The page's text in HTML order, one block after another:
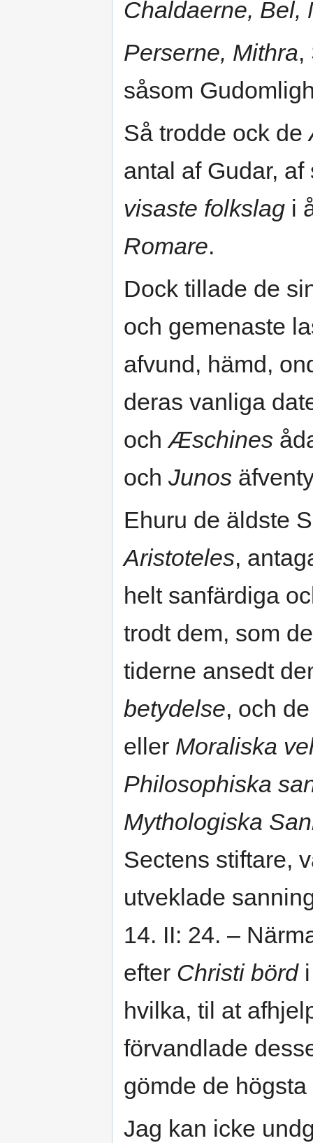
Chaldaerne, Bel,
Perserne, Mithra,
såsom
Så trodde ock de
antal af Gudar,
visaste folkslag i
Romare.
Dock tillade de
och gemenaste
afvund, hämd,
deras vanliga
ochÆschines
och Junos
Ehuru de äldste
Aristoteles,
helt sanfärdiga
trodt dem, som
tiderne ansedt
betydelse, och
eller Moraliska
Philosophiska
Mythologiska
Sectens stiftare,
utveklade
14. II: 24. –
efter Christi bördi
hvilka, til at
förvandlade
gömde de
Jag kan icke